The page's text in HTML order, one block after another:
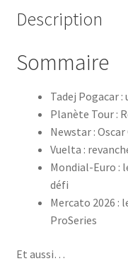
Description
Sommaire
Tadej Pogacar :
Planète Tour :
Newstar :
Vuelta :
Mondial-Euro :
défi
Mercato 2026 :
ProSeries
Et aussi…